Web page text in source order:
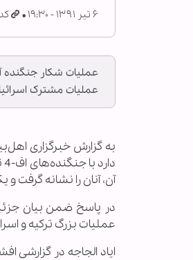
۶ تیر ۱۳۹۱ - ۱۹:۳۰ کد
عملیات مشترک
آن، آنان را نشانه گرفت
در پاسخ ضمن بیان
عملیات بزرگ ترکیه و
ایاد الجاجه در گزارشی